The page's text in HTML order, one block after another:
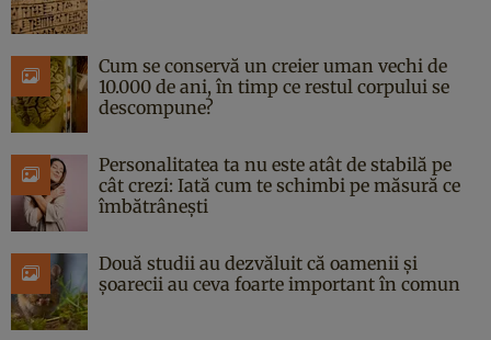
Cum se conservă un creier uman vechi de
10.000 de ani, în timp ce restul corpului se
descompune?
Personalitatea ta nu este atât de stabilă pe
cât crezi: Iată cum te schimbi pe măsură ce
îmbătrânești
Două studii au dezvăluit că oamenii și
șoarecii au ceva foarte important în comun